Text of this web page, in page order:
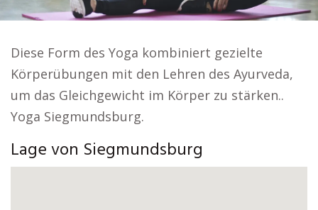
Diese Form des Yoga kombiniert gezielte
Körperübungen mit den Lehren des Ayurveda,
um das Gleichgewicht im Körper zu stärken..
Yoga Siegmundsburg.
Lage von Siegmundsburg